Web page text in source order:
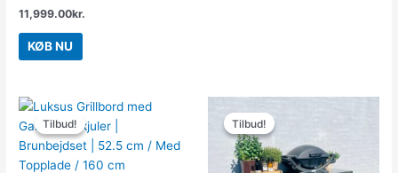
11,999.00kr.
KØB NU
Tilbud!
Tilbud!
Den
oprindelige
pris
var:
6,649.00kr..
Den
er:
Tilbud!
Tilbud!
oprindelige
pris
var:
2,999.00kr..2,699.00kr..